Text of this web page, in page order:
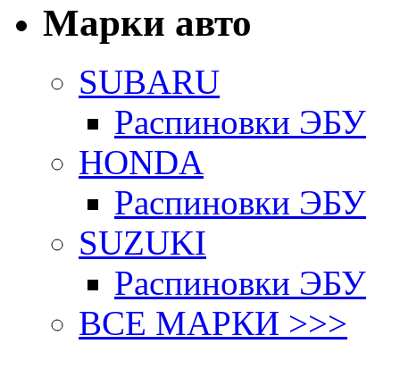
Марки авто
SUBARU
Распиновки ЭБУ
HONDA
Распиновки ЭБУ
SUZUKI
Распиновки ЭБУ
ВСЕ МАРКИ >>>